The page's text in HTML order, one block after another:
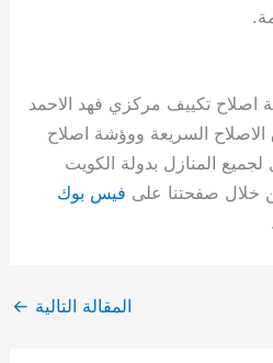
اصلاح تكييف مركزي فهد الاحمد
السريعة ووؤشة اصلاح
المنازل بدولة الكويت
خلال صفحتنا على فيس بوك
المقالة التالية ←